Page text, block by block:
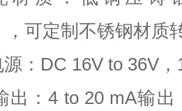
，可定制不锈钢材质
： DC 16V to 36V ，
出：4 to 20 mA输出